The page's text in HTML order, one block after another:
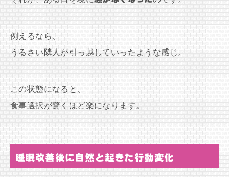
例えるなら、
うるさい隣人が引っ越していったような感じ。
この状態になると、
食事選択が驚くほど楽になります。
睡眠改善後に自然と起きた行動変化